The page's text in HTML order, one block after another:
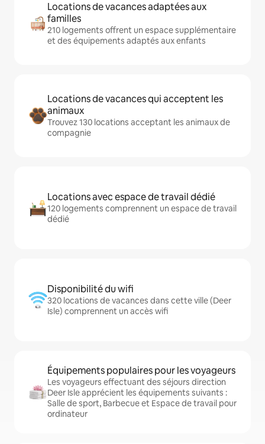
Locations de vacances adaptées aux
familles
210 logements offrent un espace supplémentaire
et des équipements adaptés aux enfants
Locations de vacances qui acceptent les
animaux
Trouvez 130 locations acceptant les animaux de
compagnie
Locations avec espace de travail dédié
120 logements comprennent un espace de travail
dédié
Disponibilité du wifi
320 locations de vacances dans cette ville (Deer
Isle) comprennent un accès wifi
Équipements populaires pour les voyageurs
Les voyageurs effectuant des séjours direction
Deer Isle apprécient les équipements suivants :
Salle de sport, Barbecue et Espace de travail pour
ordinateur